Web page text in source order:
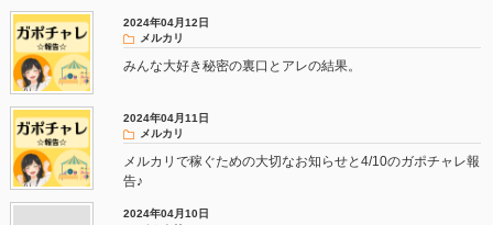
2024年04月12日
メルカリ
みんな大好き秘密の裏口とアレの結果。
2024年04月11日
メルカリ
メルカリで稼ぐための大切なお知らせと4/10のガポチャレ報
告♪
2024年04月10日